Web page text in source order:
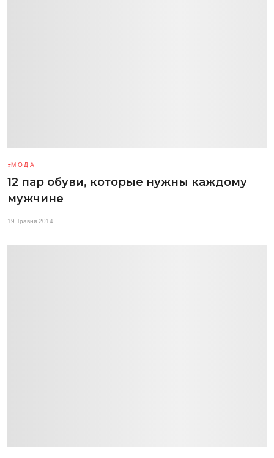
МОДА
12 пар обуви, которые нужны каждому
мужчине
19 Травня 2014